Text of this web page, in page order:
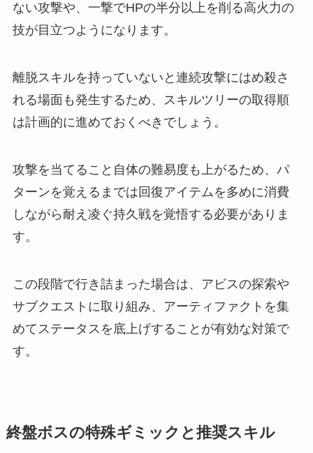
ない攻撃や、一撃でHPの半分以上を削る高火力の
技が目立つようになります。
離脱スキルを持っていないと連続攻撃にはめ殺さ
れる場面も発生するため、スキルツリーの取得順
は計画的に進めておくべきでしょう。
攻撃を当てること自体の難易度も上がるため、パ
ターンを覚えるまでは回復アイテムを多めに消費
しながら耐え凌ぐ持久戦を覚悟する必要がありま
す。
この段階で行き詰まった場合は、アビスの探索や
サブクエストに取り組み、アーティファクトを集
めてステータスを底上げすることが有効な対策で
す。
終盤ボスの特殊ギミックと推奨スキル